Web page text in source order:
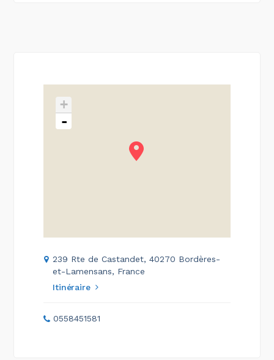
+
-
239 Rte de Castandet, 40270 Bordères-
et-Lamensans, France
Itinéraire
0558451581